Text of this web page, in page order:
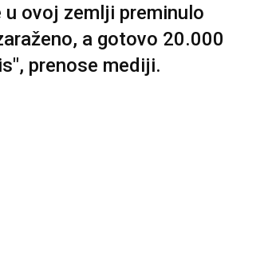
ovoj zemlji preminulo
a gotovo 20.000
prenose mediji.